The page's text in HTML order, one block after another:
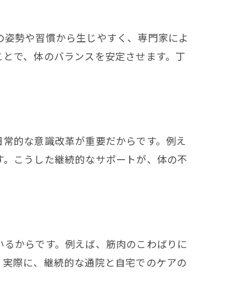
勢や習慣から生じやすく、専門家によ
で、体のバランスを安定させます。丁
的な意識改革が重要だからです。例え
こうした継続的なサポートが、体の不
からです。例えば、筋肉のこわばりに
際に、継続的な通院と自宅でのケアの